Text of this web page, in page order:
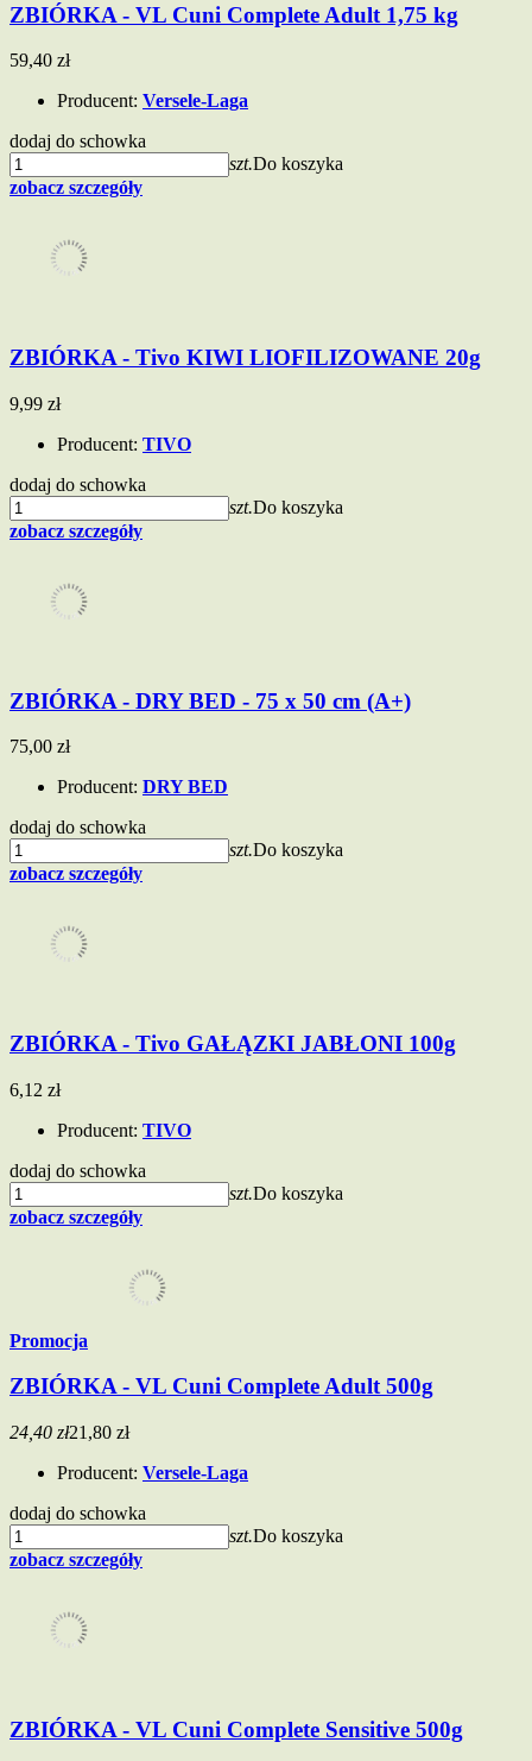
ZBIÓRKA - VL Cuni Complete Adult 1,75 kg
59,40 zł
Producent: Versele-Laga
dodaj do schowka
szt.Do koszyka
zobacz szczegóły
ZBIÓRKA - Tivo KIWI LIOFILIZOWANE 20g
9,99 zł
Producent: TIVO
dodaj do schowka
szt.Do koszyka
zobacz szczegóły
ZBIÓRKA - DRY BED - 75 x 50 cm (A+)
75,00 zł
Producent: DRY BED
dodaj do schowka
szt.Do koszyka
zobacz szczegóły
ZBIÓRKA - Tivo GAŁĄZKI JABŁONI 100g
6,12 zł
Producent: TIVO
dodaj do schowka
szt.Do koszyka
zobacz szczegóły
Promocja
ZBIÓRKA - VL Cuni Complete Adult 500g
24,40 zł21,80 zł
Producent: Versele-Laga
dodaj do schowka
szt.Do koszyka
zobacz szczegóły
ZBIÓRKA - VL Cuni Complete Sensitive 500g